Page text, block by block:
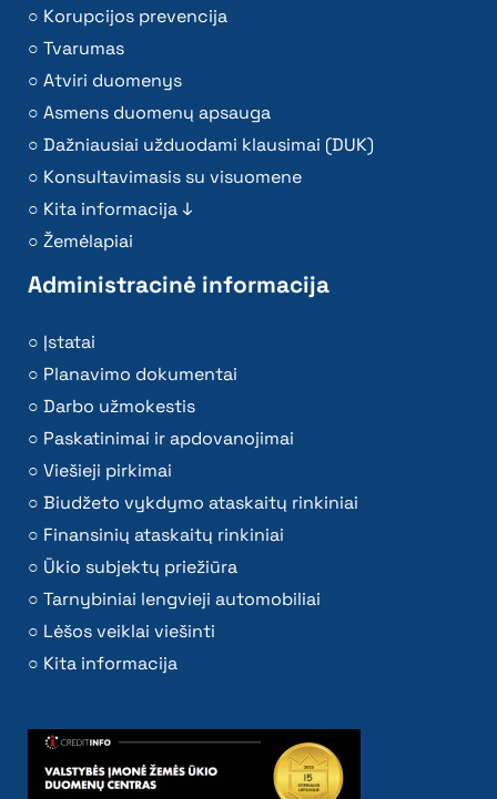
Korupcijos prevencija
Tvarumas
Atviri duomenys
Asmens duomenų apsauga
Dažniausiai užduodami klausimai (DUK)
Konsultavimasis su visuomene
Kita informacija ↓
Žemėlapiai
Administracinė informacija
Įstatai
Planavimo dokumentai
Darbo užmokestis
Paskatinimai ir apdovanojimai
Viešieji pirkimai
Biudžeto vykdymo ataskaitų rinkiniai
Finansinių ataskaitų rinkiniai
Ūkio subjektų priežiūra
Tarnybiniai lengvieji automobiliai
Lėšos veiklai viešinti
Kita informacija